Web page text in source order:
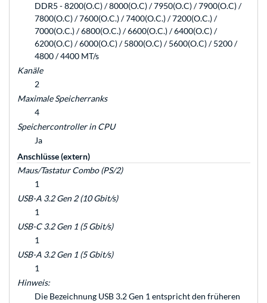
DDR5 - 8200(O.C) / 8000(O.C) / 7950(O.C) / 7900(O.C) /
7800(O.C) / 7600(O.C.) / 7400(O.C.) / 7200(O.C.) /
7000(O.C.) / 6800(O.C.) / 6600(O.C.) / 6400(O.C) /
6200(O.C) / 6000(O.C) / 5800(O.C) / 5600(O.C) / 5200 /
4800 / 4400 MT/s
Kanäle
2
Maximale Speicherranks
4
Speichercontroller in CPU
Ja
Anschlüsse (extern)
Maus/Tastatur Combo (PS/2)
1
USB-A 3.2 Gen 2 (10 Gbit/s)
1
USB-C 3.2 Gen 1 (5 Gbit/s)
1
USB-A 3.2 Gen 1 (5 Gbit/s)
1
Hinweis:
Die Bezeichnung USB 3.2 Gen 1 entspricht den früheren